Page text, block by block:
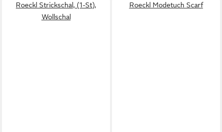
Roeckl Strickschal, (1-St),
Wollschal
Roeckl Modetuch Scarf